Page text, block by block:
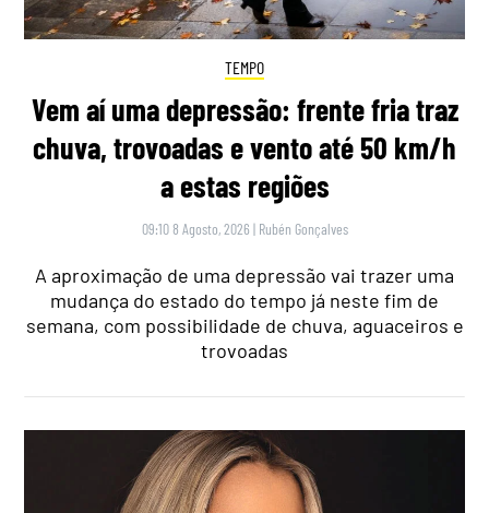
TEMPO
Vem aí uma depressão: frente fria traz
chuva, trovoadas e vento até 50 km/h
a estas regiões
09:10 8 Agosto, 2026 | Rubén Gonçalves
A aproximação de uma depressão vai trazer uma
mudança do estado do tempo já neste fim de
semana, com possibilidade de chuva, aguaceiros e
trovoadas